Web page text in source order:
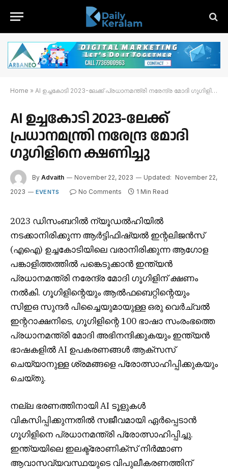
Home » AI ഉച്ചകോടി 2023-ലേക്ക് പ്രധാനമന്ത്രി നരേന്ദ്ര മോദി ഗൂഗിളിനെ ക്ഷണിച്ചു
AI ഉച്ചകോടി 2023-ലേക്ക്
പ്രധാനമന്ത്രി നരേന്ദ്ര മോദി
ഗൂഗിളിനെ ക്ഷണിച്ചു
By Advaith November 22, 2023 Updated: November 22,
2023
EVENTS No Comments 1 Min Read
2023 ഡിസംബറിൽ ന്യൂഡൽഹിയിൽ
നടക്കാനിരിക്കുന്ന ആർട്ടിഫിഷ്യൽ ഇന്റലിജൻസ്
(എഐ) ഉച്ചകോടിയിലെ വരാനിരിക്കുന്ന ആഗോള
പങ്കാളിത്തത്തിൽ പങ്കെടുക്കാൻ ഇന്ത്യൻ
പ്രധാനമന്ത്രി നരേന്ദ്ര മോദി ഗൂഗിളിന് ക്ഷണം
നൽകി. ഗൂഗിളിന്റെയും ആൽഫബെറ്റിന്റെയും
സിഇഒ സുന്ദർ പിച്ചൈയുമായുള്ള ഒരു വെർച്വൽ
ഇന്ററാക്ഷനിടെ, ഗൂഗിളിന്റെ 100 ഭാഷാ സംരംഭത്തെ
പ്രധാനമന്ത്രി മോദി അഭിനന്ദിക്കുകയും ഇന്ത്യൻ
ഭാഷകളിൽ AI ഉപകരണങ്ങൾ ആക്‌സസ്
ചെയ്യാനുള്ള ശ്രമങ്ങളെ പ്രോത്സാഹിപ്പിക്കുകയും
ചെയ്തു.
നല്ല ഭരണത്തിനായി AI ടൂളുകൾ
വികസിപ്പിക്കുന്നതിൽ സജീവമായി ഏർപ്പെടാൻ
ഗൂഗിളിനെ പ്രധാനമന്ത്രി പ്രോത്സാഹിപ്പിച്ചു.
ഇന്ത്യയിലെ ഇലക്ട്രോണിക്സ് നിർമ്മാണ
ആവാസവ്യവസ്ഥയുടെ വിപുലീകരണത്തിന്